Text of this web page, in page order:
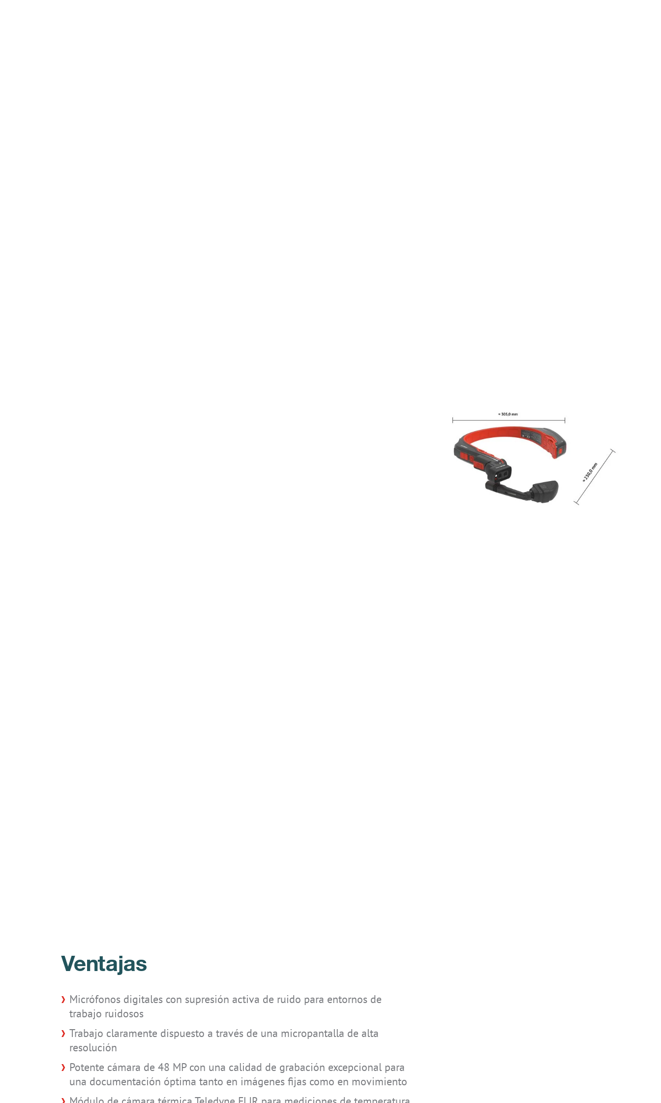
Ventajas
Micrófonos digitales con supresión activa de ruido para entornos de
trabajo ruidosos
Trabajo claramente dispuesto a través de una micropantalla de alta
resolución
Potente cámara de 48 MP con una calidad de grabación excepcional para
una documentación óptima tanto en imágenes fijas como en movimiento